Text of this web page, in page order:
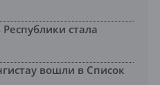
стала
вошли в Список